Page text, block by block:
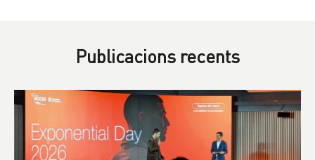
Publicacions recents